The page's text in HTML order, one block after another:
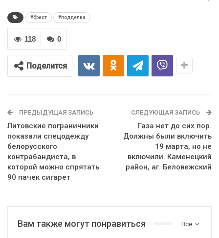
#брест #подделка
0
118
Поделится
ПРЕДЫДУЩАЯ ЗАПИСЬ
Литовские пограничники
показали спецодежду
белорусского
контрабандиста, в
которой можно спрятать
90 пачек сигарет
СЛЕДУЮЩАЯ ЗАПИСЬ
Газа нет до сих пор.
Должны были включить
19 марта, но не
включили. Каменецкий
район, аг. Беловежский
Все
Вам также могут понравиться